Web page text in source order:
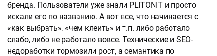
бренда. Пользователи уже знали PLITONIT и просто
искали его по названию. А вот все, что начинается с
«как выбрать», «чем клеить» и т.п. либо работало
слабо, либо не работало вовсе. Технические и SEO-
недоработки тормозили рост, а семантика по